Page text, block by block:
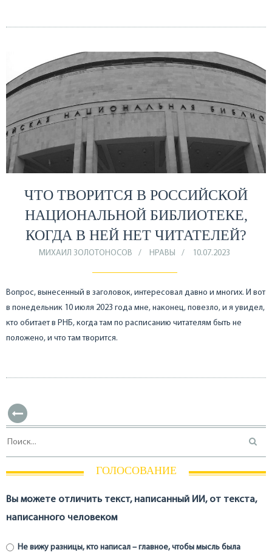
ЧТО ТВОРИТСЯ В РОССИЙСКОЙ
НАЦИОНАЛЬНОЙ БИБЛИОТЕКЕ,
КОГДА В НЕЙ НЕТ ЧИТАТЕЛЕЙ?
МИХАИЛ ЗОЛОТОНОСОВ НРАВЫ 10.07.2023
Вопрос, вынесенный в заголовок, интересовал давно и многих. И вот
в понедельник 10 июля 2023 года мне, наконец, повезло, и я увидел,
кто обитает в РНБ, когда там по расписанию читателям быть не
положено, и что там творится.
ГОЛОСОВАНИЕ
Вы можете отличить текст, написанный ИИ, от текста,
написанного человеком
Не вижу разницы, кто написал – главное, чтобы мысль была